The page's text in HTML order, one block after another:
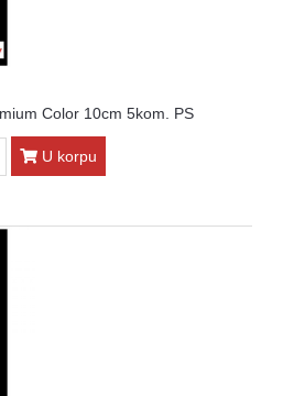
Color 10cm 5kom. PS
U korpu